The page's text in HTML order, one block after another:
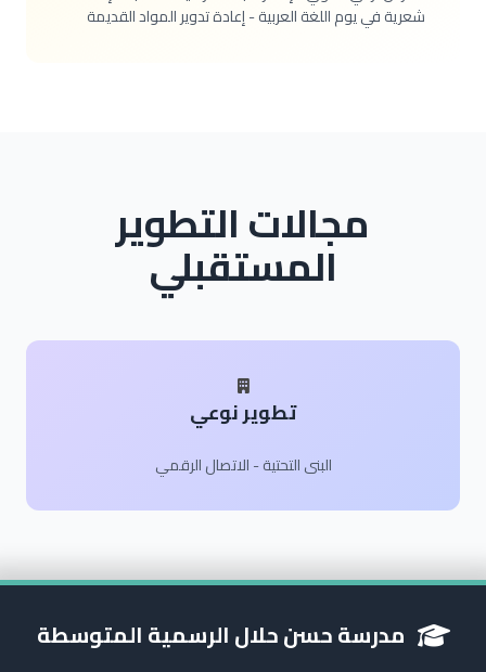
شعرية في يوم اللغة العربية - إعادة تدوير المواد القديمة
مجالات التطوير
المستقبلي
تطوير نوعي
البنى التحتية - الاتصال الرقمي
مدرسة حسن حلال الرسمية المتوسطة